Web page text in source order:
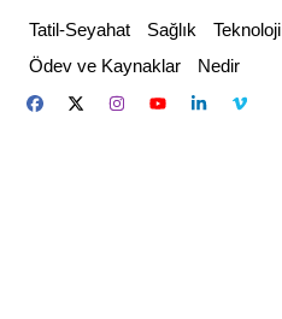
content
Tatil-Seyahat Sağlık Teknoloji
Ödev ve Kaynaklar
Nedir